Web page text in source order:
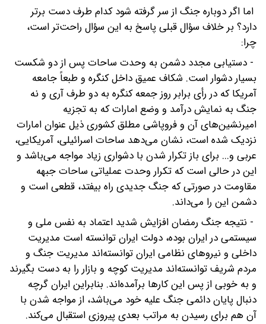
اما اگر دوباره جنگ از سر گرفته شود کدام طرف دست برتر
دارد؟ بر خلاف سؤال قبلی پاسخ به این سؤال راحت‌تر است‌،
چرا:
- دستیابی مجدد دشمن به وحدت ساحات پس از دو شکست
بسیار دشوار است. شکاف عمیق داخل کنگره و طبعاً جامعه
آمریکا که در رأی برابر روز جمعه کنگره به دو طرف آری و نه
جنگ به نمایش درآمد و وضع امارات که به تجزیه
امیرنشین‌های آن و فروپاشی مطلق کشوری ذیل عنوان امارات
نزدیک شده است‌، نشان می‌دهد ساحات اسرائیلی، آمریکایی،
عربی و... برای باز تکرار شدن با دشواری زیاد مواجه می‌باشد و
این در حالی است که تکرار وحدت عملیاتی ساحات جبهه
مقاومت در صورتی که جنگ جدیدی راه بیفتد‌، قطعی است و
دشمن این را می‌داند.
- نتیجه جنگ رمضان افزایش شدید اعتماد به نفس ملی و
سیستمی در ایران بوده‌، دولت ایران توانسته است مدیریت
داخلی و نیروهای نظامی ایران توانسته‌اند مدیریت جنگ و
مردم شریف توانسته‌اند مدیریت کوچه و بازار را به دست بگیرند
و به خوبی از پس این کارها برآمده‌اند. بنابراین ایران گرچه
دنبال پایان دائمی جنگ علیه خود می‌باشد‌، از مواجه شدن با
آن هم برای رسیدن به مراتب بعدی پیروزی استقبال می‌کند.